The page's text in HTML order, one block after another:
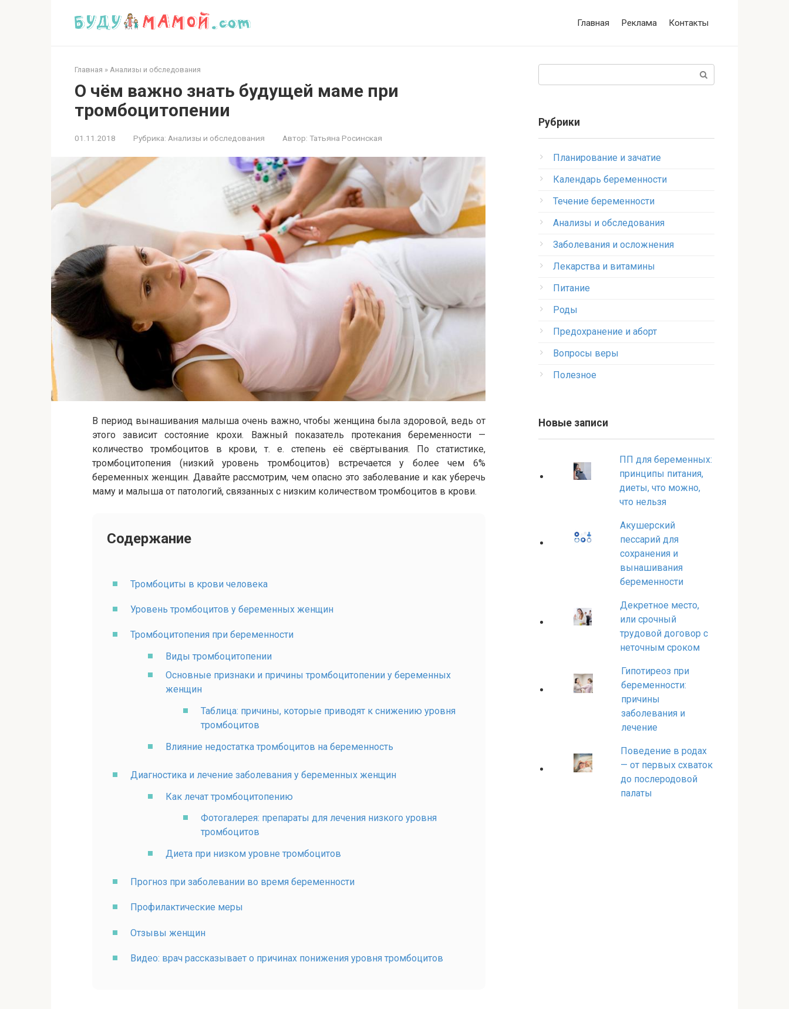
Главная Реклама Контакты
Главная » Анализы и обследования
О чём важно знать будущей маме при
тромбоцитопении
01.11.2018 Рубрика: Анализы и обследования Автор: Татьяна Росинская
В период вынашивания малыша очень важно, чтобы женщина была здоровой, ведь от
этого зависит состояние крохи. Важный показатель протекания беременности —
количество тромбоцитов в крови, т. е. степень её свёртывания. По статистике,
тромбоцитопения (низкий уровень тромбоцитов) встречается у более чем 6%
беременных женщин. Давайте рассмотрим, чем опасно это заболевание и как уберечь
маму и малыша от патологий, связанных с низким количеством тромбоцитов в крови.
Содержание
Тромбоциты в крови человека
Уровень тромбоцитов у беременных женщин
Тромбоцитопения при беременности
Виды тромбоцитопении
Основные признаки и причины тромбоцитопении у беременных
женщин
Таблица: причины, которые приводят к снижению уровня
тромбоцитов
Влияние недостатка тромбоцитов на беременность
Диагностика и лечение заболевания у беременных женщин
Как лечат тромбоцитопению
Фотогалерея: препараты для лечения низкого уровня
тромбоцитов
Диета при низком уровне тромбоцитов
Прогноз при заболевании во время беременности
Профилактические меры
Отзывы женщин
Видео: врач рассказывает о причинах понижения уровня тромбоцитов
Рубрики
Планирование и зачатие
Календарь беременности
Течение беременности
Анализы и обследования
Заболевания и осложнения
Лекарства и витамины
Питание
Роды
Предохранение и аборт
Вопросы веры
Полезное
Новые записи
ПП для беременных:
принципы питания,
диеты, что можно,
что нельзя
Акушерский
пессарий для
сохранения и
вынашивания
беременности
Декретное место,
или срочный
трудовой договор с
неточным сроком
Гипотиреоз при
беременности:
причины
заболевания и
лечение
Поведение в родах
— от первых схваток
до послеродовой
палаты